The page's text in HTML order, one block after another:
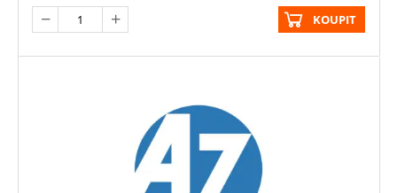
KOUPIT